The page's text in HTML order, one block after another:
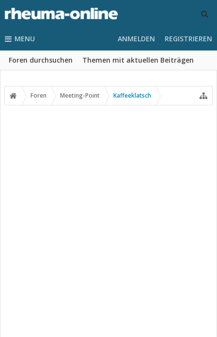
MENU
Foren durchsuchen Themen mit aktuellen Beiträgen
ANMELDEN REGISTRIEREN
Foren Meeting-Point Kaffeeklatsch